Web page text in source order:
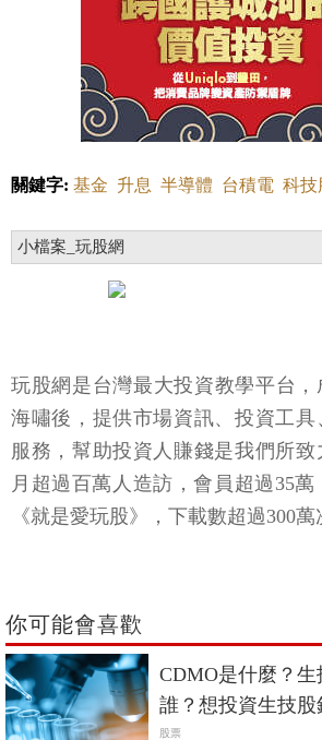
關鍵字: 基金 升息 半導體 台積電 科技
小檔案_玩股網
玩股網是台灣最大投資教學平台，
海嘯後，提供市場資訊、投資工
服務，幫助投資人賺錢是我們所
月超過百萬人造訪，會員超過35萬
《就是愛玩股》，下載數超過300萬
你可能會喜歡
CDMO是什麼？
誰？想投資生技股
股票